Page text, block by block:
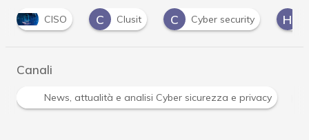
C
Clusit C Cyber security H Hacker
Canali
Cyber sicurezza e privacy Soluzioni aziendali